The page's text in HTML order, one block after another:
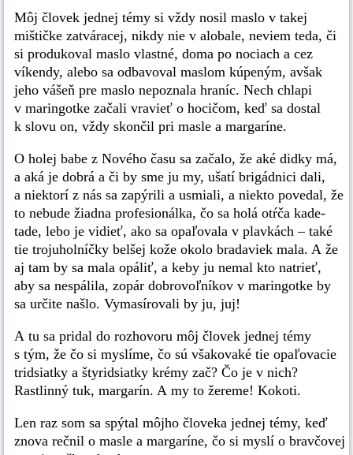
Môj človek jednej témy si vždy nosil maslo v takej
mištičke zatváracej, nikdy nie v alobale, neviem teda, či
si produkoval maslo vlastné, doma po nociach a cez
víkendy, alebo sa odbavoval maslom kúpeným, avšak
jeho vášeň pre maslo nepoznala hraníc. Nech chlapi
v maringotke začali vravieť o hocičom, keď sa dostal
k slovu on, vždy skončil pri masle a margaríne.
O holej babe z Nového času sa začalo, že aké didky má,
a aká je dobrá a či by sme ju my, ušatí brigádnici dali,
a niektorí z nás sa zapýrili a usmiali, a niekto povedal, že
to nebude žiadna profesionálka, čo sa holá otŕča kade-
tade, lebo je vidieť, ako sa opaľovala v plavkách – také
tie trojuholníčky belšej kože okolo bradaviek mala. A že
aj tam by sa mala opáliť, a keby ju nemal kto natrieť,
aby sa nespálila, zopár dobrovoľníkov v maringotke by
sa určite našlo. Vymasírovali by ju, juj!
A tu sa pridal do rozhovoru môj človek jednej témy
s tým, že čo si myslíme, čo sú všakovaké tie opaľovacie
tridsiatky a štyridsiatky krémy zač? Čo je v nich?
Rastlinný tuk, margarín. A my to žereme! Kokoti.
Len raz som sa spýtal môjho človeka jednej témy, keď
znova rečnil o masle a margaríne, čo si myslí o bravčovej